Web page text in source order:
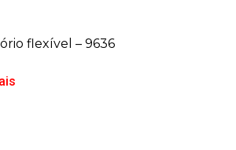
flexível – 9636